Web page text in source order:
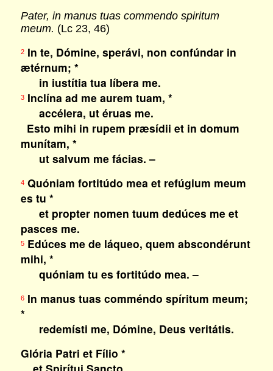
Pater, in manus tuas commendo spiritum
meum. (Lc 23, 46)
2In te, Dómine, sperávi, non confúndar in
ætérnum; *
in iustítia tua líbera me.
3Inclína ad me aurem tuam, *
accélera, ut éruas me.
Esto mihi in rupem præsídii et in domum
munítam, *
ut salvum me fácias. –
4Quóniam fortitúdo mea et refúgium meum
es tu *
et propter nomen tuum dedúces me et
pasces me.
5Edúces me de láqueo, quem abscondérunt
mihi, *
quóniam tu es fortitúdo mea. –
6In manus tuas comméndo spíritum meum;
*
redemísti me, Dómine, Deus veritátis.
Glória Patri et Fílio *